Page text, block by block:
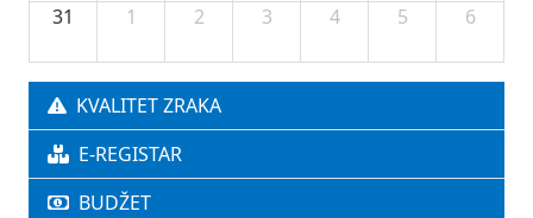
31 1 2 3 4 5 6
KVALITET ZRAKA
E-REGISTAR
BUDŽET